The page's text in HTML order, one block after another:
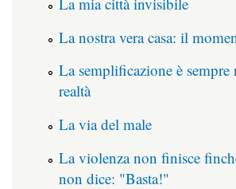
La nostra vera casa: il
La semplificazione è sempre
realtà
La via del male
La violenza non finisce
non dice: "Basta!"